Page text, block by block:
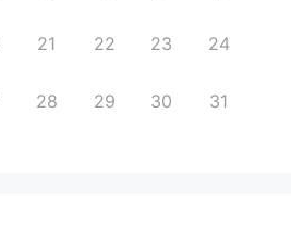
21 22 23 24
28 29 30 31